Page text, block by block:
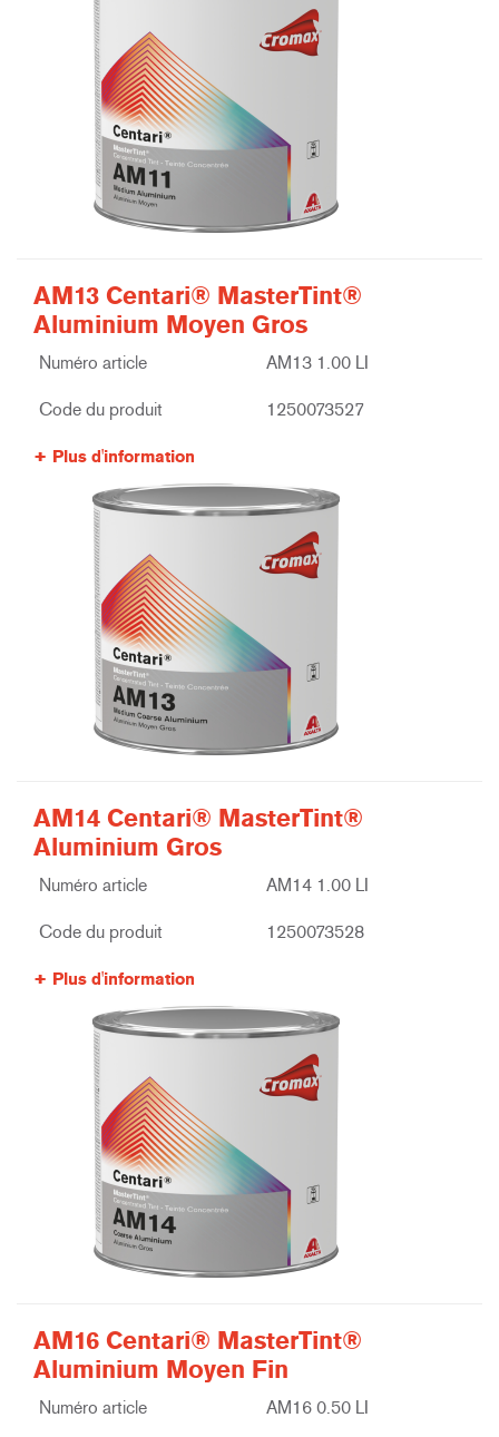
AM13 Centari® MasterTint®
Aluminium Moyen Gros
Numéro article AM13 1.00 LI
Code du produit 1250073527
Plus d'information
AM14 Centari® MasterTint®
Aluminium Gros
Numéro article AM14 1.00 LI
Code du produit 1250073528
Plus d'information
AM16 Centari® MasterTint®
Aluminium Moyen Fin
Numéro article AM16 0.50 LI